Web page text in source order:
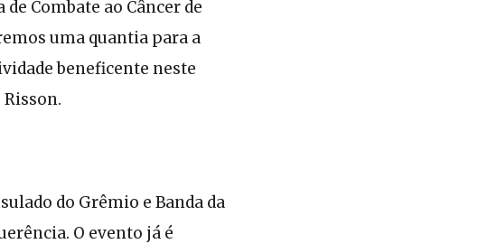
Combate ao Câncer de
uma quantia para a
beneficente neste
do Grêmio e Banda da
O evento já é